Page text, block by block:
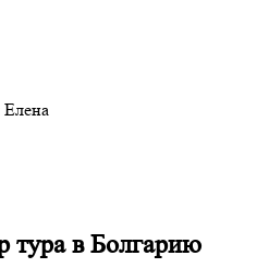
Елена
тура в Болгарию